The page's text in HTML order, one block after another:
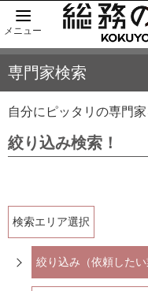
メニュー
専門家検索
自分にピッタリの専門家
絞り込み検索！
検索エリア選択
絞り込み（依頼した